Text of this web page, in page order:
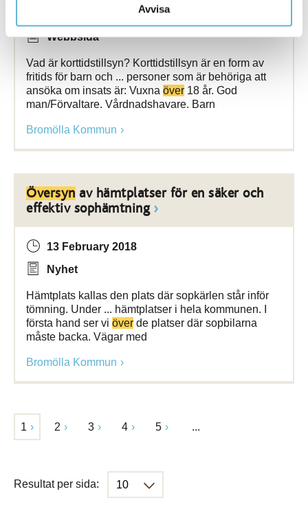
Avvisa
17 September 2025
Webbsida
Vad är korttidstillsyn? Korttidstillsyn är en form av
fritids för barn och ... personer som är behöriga att
ansöka om insats är: Vuxna över 18 år. God
man/Förvaltare. Vårdnadshavare. Barn
Bromölla Kommun
Översyn av hämtplatser för en säker och
effektiv sophämtning
13 February 2018
Nyhet
Hämtplats kallas den plats där sopkärlen står inför
tömning. Under ... hämtplatser i hela kommunen. I
första hand ser vi över de platser där sopbilarna
måste backa. Vägar med
Bromölla Kommun
1 2 3 4 5 ...
Resultat per sida: